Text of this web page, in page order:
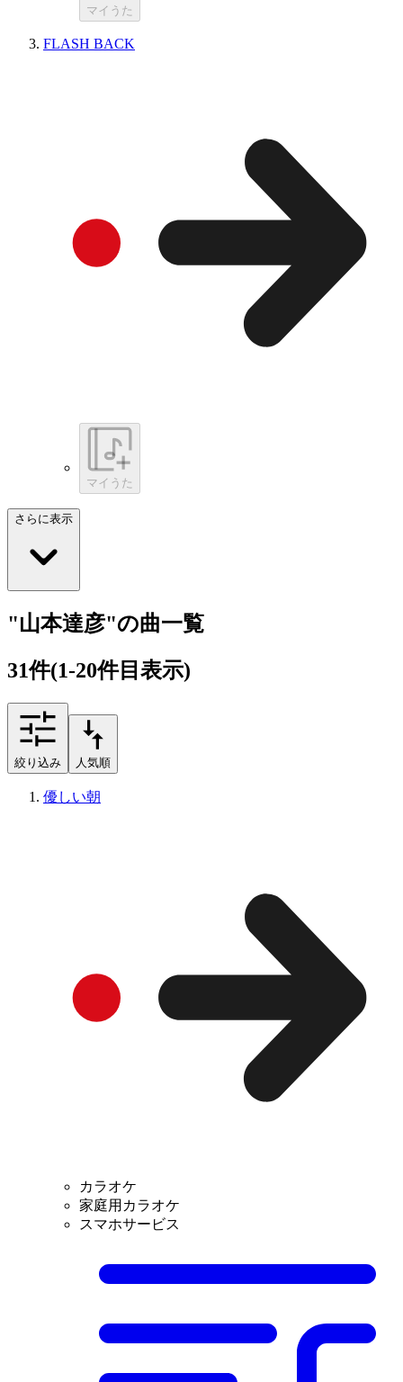
マイうた
FLASH BACK
マイうた
さらに表示
"山本達彦"の曲一覧
31件(1-20件目表示)
絞り込み 人気順
優しい朝
カラオケ
家庭用カラオケ
スマホサービス